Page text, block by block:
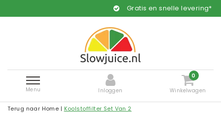
Gratis en snelle levering*
Menu Inloggen
0
Winkelwagen
Terug naar Home | Koolstoffilter Set Van 2